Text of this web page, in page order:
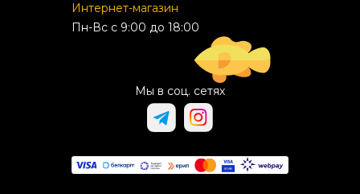
Интернет-магазин
Пн-Вс с 9:00 до 18:00
Мы в соц. сетях